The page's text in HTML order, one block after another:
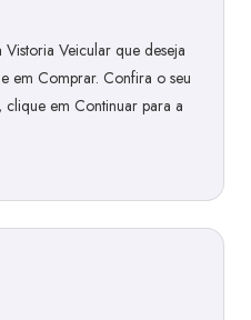
Veicular que deseja
em Comprar. Confira o seu
em Continuar para a